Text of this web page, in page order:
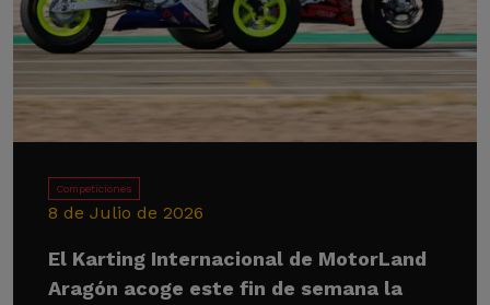
Competiciones
8 de Julio de 2026
El Karting Internacional de MotorLand
Aragón acoge este fin de semana la